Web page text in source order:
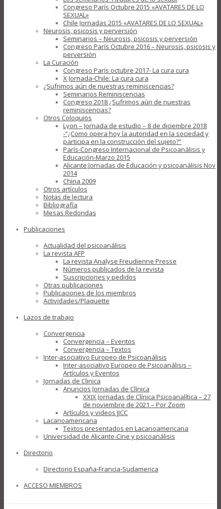
Congreso París Octubre 2015 «AVATARES DE LO
SEXUAL»
Chile Jornadas 2015 «AVATARES DE LO SEXUAL»
Neurosis, psicosis y perversión
Seminarios – Neurosis, psicosis y perversión
Congreso París Octubre 2016 – Neurosis, psicosis y
perversión
La Curación
Congreso París octubre 2017- La cura cura
X Jornada-Chile: La cura cura
¿Sufrimos aún de nuestras reminiscencias?
Seminarios Reminiscencias
Congreso 2018 ¿Sufrimos aún de nuestras
reminiscencias?
Otros Coloquios
Lyon – Jornada de estudio – 8 de diciembre 2018
-“¿Como opera hoy la autoridad en la sociedad y
participa en la construcción del sujeto?”
París-Congreso Internacional de Psicoanálisis y
Educación-Marzo 2015
Alicante:Jornadas de Educación y psicoanálisis Nov
2014
China 2009
Otros artículos
Notas de lectura
Bibliografía
Mesas Redondas
Publicaciones
Actualidad del psicoanálisis
La revista AFP
La revista Analyse Freudienne Presse
Números publicados de la revista
Suscripciones y pedidos
Otras publicaciones
Publicaciones de los miembros
Actividades/Plaquette
Lazos de trabajo
Convergencia
Convergencia – Eventos
Convergencia – Textos
Inter-asociativo Europeo de Psicoanálisis
Inter-asociativo Europeo de Psicoanálisis –
Artículos y Eventos
Jornadas de Clinica
Anuncios Jornadas de Clínica
XXIX Jornadas de Clínica Psicoanalítica – 27
de noviembre de 2021 – Por Zoom
Artículos y videos JJCC
Lacanoamericana
Textos presentados en Lacanoamericana
Universidad de Alicante-Cine y psicoanálisis
Directorio
Directorio España-Francia-Sudamerica
ACCESO MIEMBROS